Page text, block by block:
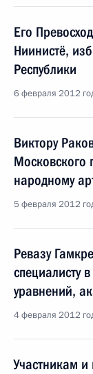
Его
Ниинистё,
Республики
6 февраля 2012
Виктору
Московского
народному
5 февраля 2012
Ревазу
специалисту
уравнений,
4 февраля 2012
Участникам и